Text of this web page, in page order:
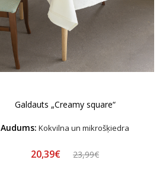
Galdauts „Creamy square“
Audums: Kokvilna un mikrošķiedra
20,39€ 23,99€